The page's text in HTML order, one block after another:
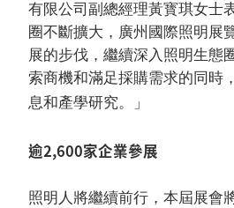
有限公司副總經理黃寳琪女士
圈不斷擴大，廣州國際照明展
展的步伐，繼續深入照明生態
索商機和滿足採購需求的同時
息和產學研究。」
逾2,600家企業參展
照明人將繼續前行，本屆展會